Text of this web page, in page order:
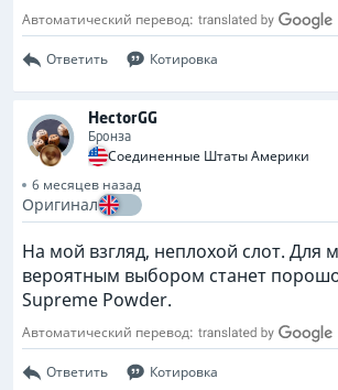
Автоматический перевод:
Ответить Котировка
HectorGG
Бронза
Соединенные Штаты Америки
6 месяцев назад
Оригинал
На мой взгляд, неплохой слот. Для
вероятным выбором станет
Supreme Powder.
Автоматический перевод:
Ответить Котировка